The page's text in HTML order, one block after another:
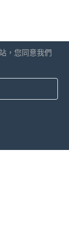
，您同意我們